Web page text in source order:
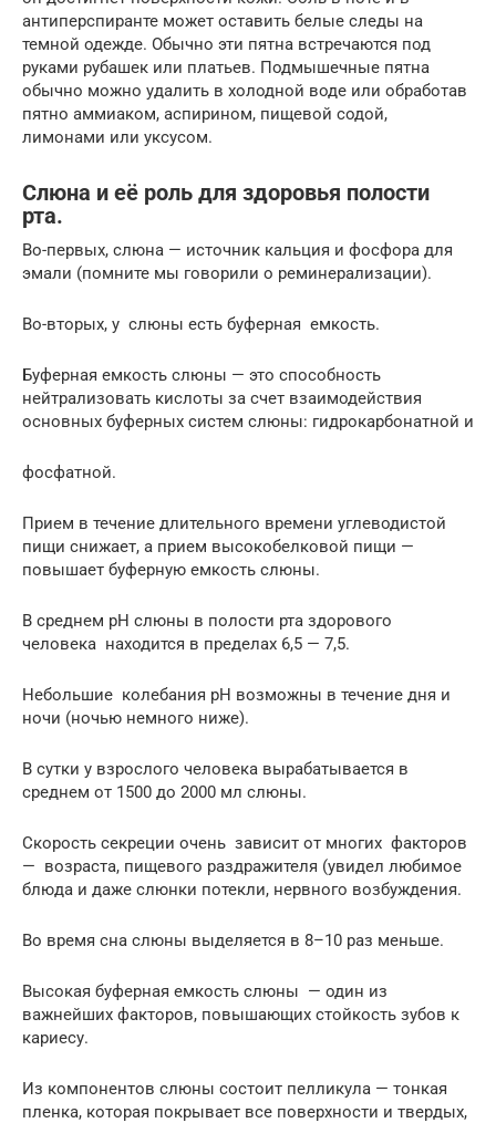
антиперспиранте может оставить белые следы на
темной одежде. Обычно эти пятна встречаются под
руками рубашек или платьев. Подмышечные пятна
обычно можно удалить в холодной воде или обработав
пятно аммиаком, аспирином, пищевой содой,
лимонами или уксусом.
Слюна и её роль для здоровья полости
рта.
Во-первых, слюна — источник кальция и фосфора для
эмали (помните мы говорили о реминерализации).
Во-вторых, у слюны есть буферная емкость.
Буферная емкость слюны — это способность
нейтрализовать кислоты за счет взаимодействия
основных буферных систем слюны: гидрокарбонатной и
фосфатной.
Прием в течение длительного времени углеводистой
пищи снижает, а прием высокобелковой пищи —
повышает буферную емкость слюны.
В среднем рН слюны в полости рта здорового
человека находится в пределах 6,5 — 7,5.
Небольшие колебания рН возможны в течение дня и
ночи (ночью немного ниже).
В сутки у взрослого человека вырабатывается в
среднем от 1500 до 2000 мл слюны.
Скорость секреции очень зависит от многих факторов
— возраста, пищевого раздражителя (увидел любимое
блюда и даже слюнки потекли, нервного возбуждения.
Во время сна слюны выделяется в 8–10 раз меньше.
Высокая буферная емкость слюны — один из
важнейших факторов, повышающих стойкость зубов к
кариесу.
Из компонентов слюны состоит пелликула — тонкая
пленка, которая покрывает все поверхности и твердых,